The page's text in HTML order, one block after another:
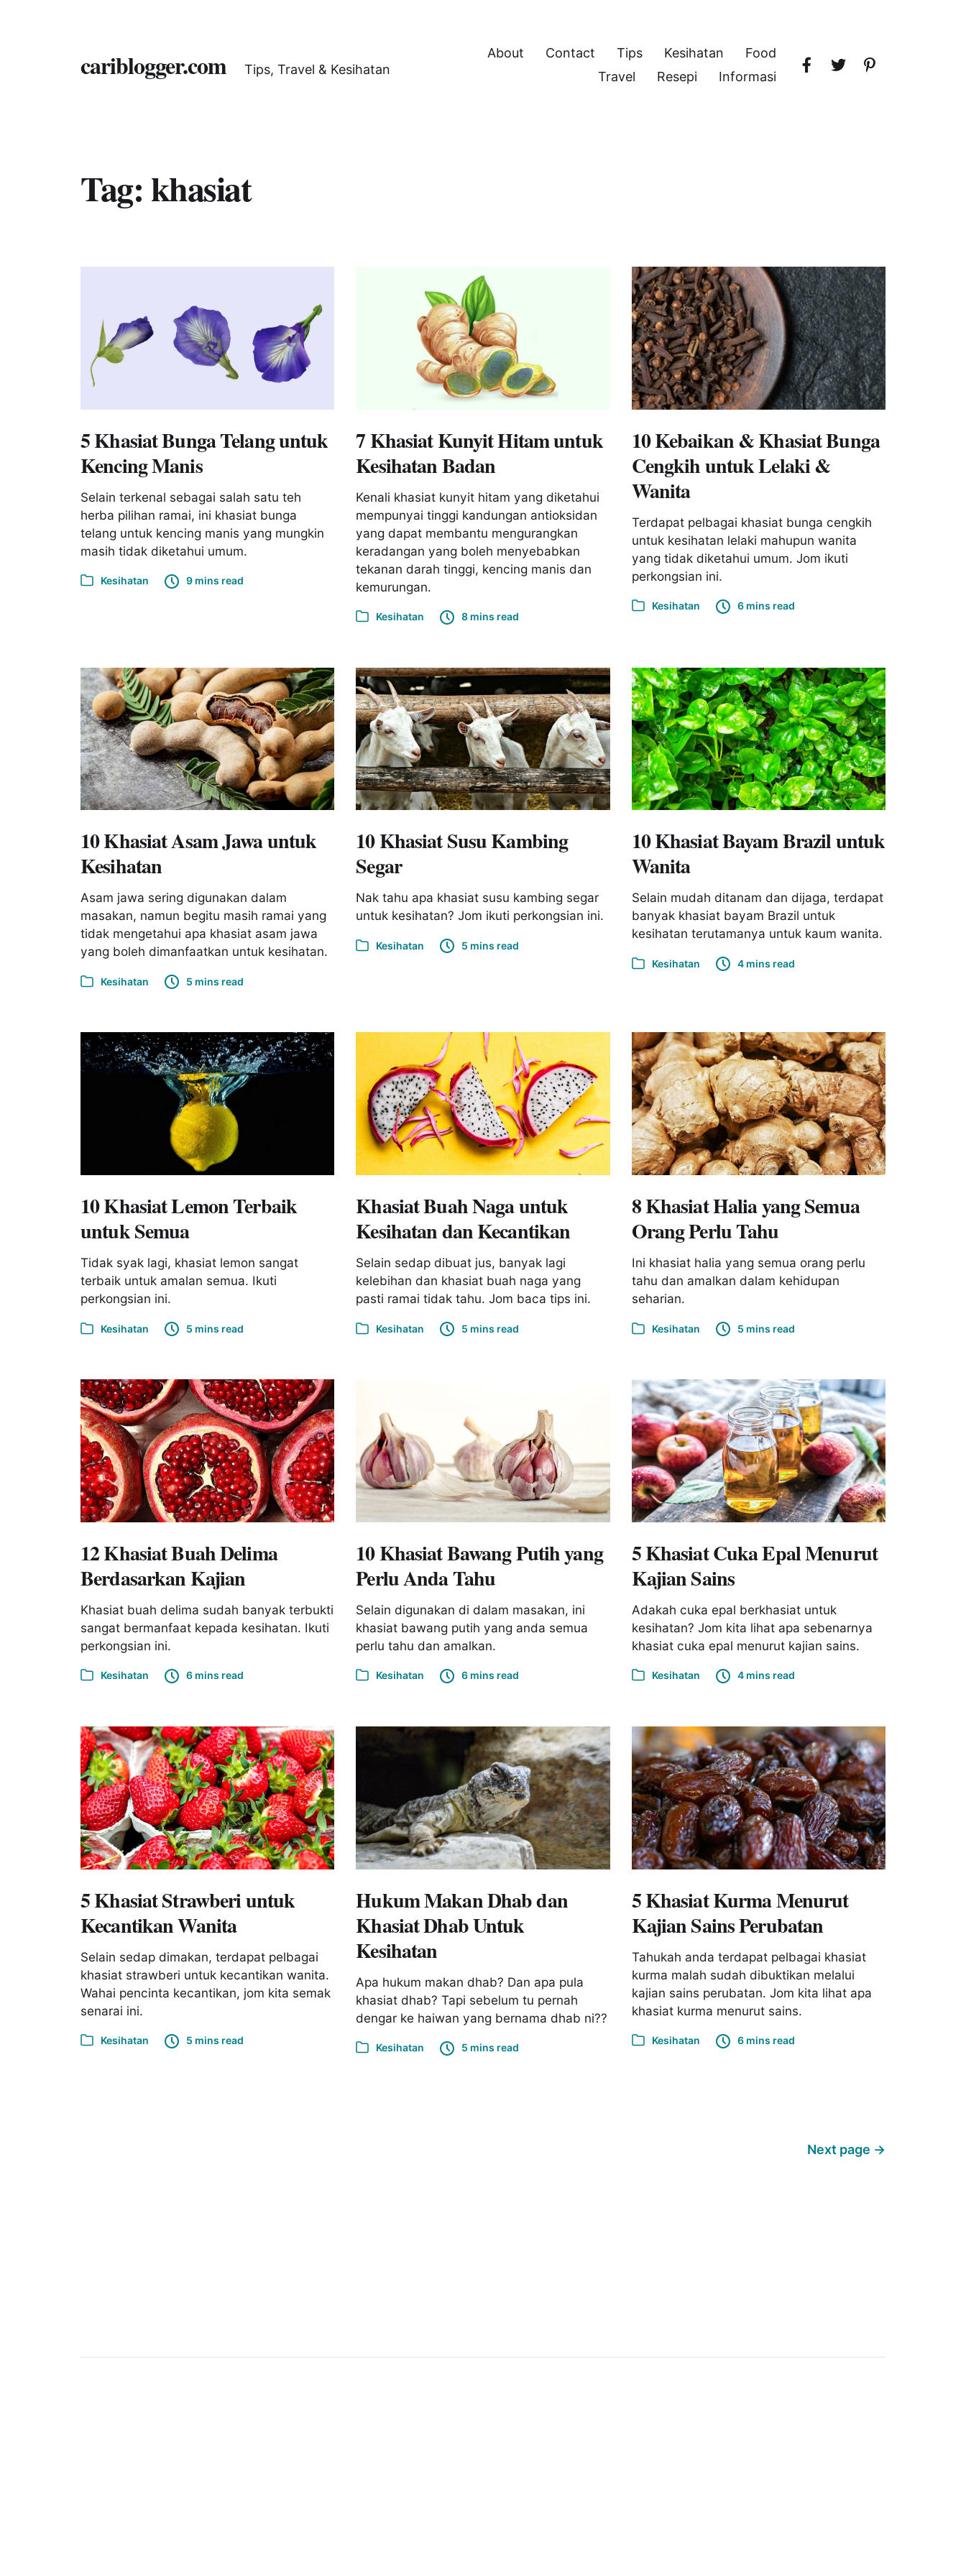
cariblogger.com Tips, Travel & Kesihatan
About Contact Tips Kesihatan
Food
Travel
Resepi Informasi
Tag: khasiat
5 Khasiat Bunga Telang untuk
Kencing Manis
Selain terkenal sebagai salah satu teh
herba pilihan ramai, ini khasiat bunga
telang untuk kencing manis yang mungkin
masih tidak diketahui umum.
Kesihatan 9 mins read
7 Khasiat Kunyit Hitam untuk
Kesihatan Badan
Kenali khasiat kunyit hitam yang diketahui
mempunyai tinggi kandungan antioksidan
yang dapat membantu mengurangkan
keradangan yang boleh menyebabkan
tekanan darah tinggi, kencing manis dan
kemurungan.
Kesihatan 8 mins read
10 Kebaikan & Khasiat Bunga
Cengkih untuk Lelaki &
Wanita
Terdapat pelbagai khasiat bunga cengkih
untuk kesihatan lelaki mahupun wanita
yang tidak diketahui umum. Jom ikuti
perkongsian ini.
Kesihatan 6 mins read
10 Khasiat Asam Jawa untuk
Kesihatan
Asam jawa sering digunakan dalam
masakan, namun begitu masih ramai yang
tidak mengetahui apa khasiat asam jawa
yang boleh dimanfaatkan untuk kesihatan.
Kesihatan 5 mins read
10 Khasiat Susu Kambing
Segar
Nak tahu apa khasiat susu kambing segar
untuk kesihatan? Jom ikuti perkongsian ini.
Kesihatan 5 mins read
10 Khasiat Bayam Brazil untuk
Wanita
Selain mudah ditanam dan dijaga, terdapat
banyak khasiat bayam Brazil untuk
kesihatan terutamanya untuk kaum wanita.
Kesihatan 4 mins read
10 Khasiat Lemon Terbaik
untuk Semua
Tidak syak lagi, khasiat lemon sangat
terbaik untuk amalan semua. Ikuti
perkongsian ini.
Kesihatan 5 mins read
Khasiat Buah Naga untuk
Kesihatan dan Kecantikan
Selain sedap dibuat jus, banyak lagi
kelebihan dan khasiat buah naga yang
pasti ramai tidak tahu. Jom baca tips ini.
Kesihatan 5 mins read
8 Khasiat Halia yang Semua
Orang Perlu Tahu
Ini khasiat halia yang semua orang perlu
tahu dan amalkan dalam kehidupan
seharian.
Kesihatan 5 mins read
12 Khasiat Buah Delima
Berdasarkan Kajian
Khasiat buah delima sudah banyak terbukti
sangat bermanfaat kepada kesihatan. Ikuti
perkongsian ini.
Kesihatan 6 mins read
10 Khasiat Bawang Putih yang
Perlu Anda Tahu
Selain digunakan di dalam masakan, ini
khasiat bawang putih yang anda semua
perlu tahu dan amalkan.
Kesihatan 6 mins read
5 Khasiat Cuka Epal Menurut
Kajian Sains
Adakah cuka epal berkhasiat untuk
kesihatan? Jom kita lihat apa sebenarnya
khasiat cuka epal menurut kajian sains.
Kesihatan 4 mins read
5 Khasiat Strawberi untuk
Kecantikan Wanita
Selain sedap dimakan, terdapat pelbagai
khasiat strawberi untuk kecantikan wanita.
Wahai pencinta kecantikan, jom kita semak
senarai ini.
Kesihatan 5 mins read
Hukum Makan Dhab dan
Khasiat Dhab Untuk
Kesihatan
Apa hukum makan dhab? Dan apa pula
khasiat dhab? Tapi sebelum tu pernah
dengar ke haiwan yang bernama dhab ni??
Kesihatan 5 mins read
5 Khasiat Kurma Menurut
Kajian Sains Perubatan
Tahukah anda terdapat pelbagai khasiat
kurma malah sudah dibuktikan melalui
kajian sains perubatan. Jom kita lihat apa
khasiat kurma menurut sains.
Kesihatan 6 mins read
Next page →